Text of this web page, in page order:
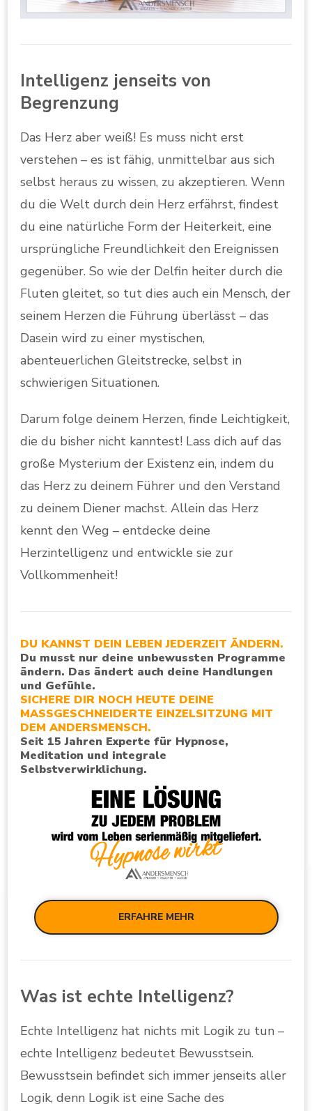
Intelligenz jenseits von
Begrenzung
Das Herz aber weiß! Es muss nicht erst
verstehen – es ist fähig, unmittelbar aus sich
selbst heraus zu wissen, zu akzeptieren. Wenn
du die Welt durch dein Herz erfährst, findest
du eine natürliche Form der Heiterkeit, eine
ursprüngliche Freundlichkeit den Ereignissen
gegenüber. So wie der Delfin heiter durch die
Fluten gleitet, so tut dies auch ein Mensch, der
seinem Herzen die Führung überlässt – das
Dasein wird zu einer mystischen,
abenteuerlichen Gleitstrecke, selbst in
schwierigen Situationen.
Darum folge deinem Herzen, finde Leichtigkeit,
die du bisher nicht kanntest! Lass dich auf das
große Mysterium der Existenz ein, indem du
das Herz zu deinem Führer und den Verstand
zu deinem Diener machst. Allein das Herz
kennt den Weg – entdecke deine
Herzintelligenz und entwickle sie zur
Vollkommenheit!
DU KANNST DEIN LEBEN JEDERZEIT ÄNDERN.
Du musst nur deine unbewussten Programme
ändern. Das ändert auch deine Handlungen
und Gefühle.
SICHERE DIR NOCH HEUTE DEINE
MASSGESCHNEIDERTE EINZELSITZUNG MIT
DEM ANDERSMENSCH.
Seit 15 Jahren Experte für Hypnose,
Meditation und integrale
Selbstverwirklichung.
ERFAHRE MEHR
Was ist echte Intelligenz?
Echte Intelligenz hat nichts mit Logik zu tun –
echte Intelligenz bedeutet Bewusstsein.
Bewusstsein befindet sich immer jenseits aller
Logik, denn Logik ist eine Sache des